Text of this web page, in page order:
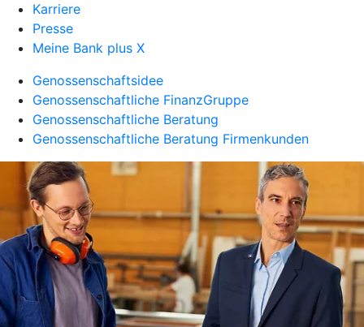
Karriere
Presse
Meine Bank plus X
Genossenschaftsidee
Genossenschaftliche FinanzGruppe
Genossenschaftliche Beratung
Genossenschaftliche Beratung Firmenkunden